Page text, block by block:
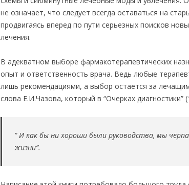
не означает, что следует всегда оставаться на
продвигаясь вперед по пути серьезных поисков
лечения.
В адекватном выборе фармакотерапевтических
опыт и ответственность врача. Ведь любые
лишь рекомендациями, а выбор остается за
слова Е.И.Чазова, который в “Очерках диагностики”
“ И как бы ни хороши были руководства, мы
жизни”.